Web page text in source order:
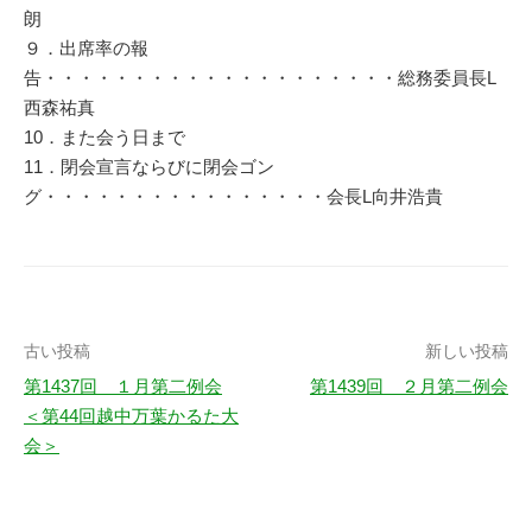
朗
９．出席率の報
告・・・・・・・・・・・・・・・・・・・・総務委員長L
西森祐真
10．また会う日まで
11．閉会宣言ならびに閉会ゴン
グ・・・・・・・・・・・・・・・・会長L向井浩貴
投
稿
ナ
古い投稿
第1437回 １月第二例会
＜第44回越中万葉かるた大
会＞
新しい投稿
第1439回 ２月第二例会